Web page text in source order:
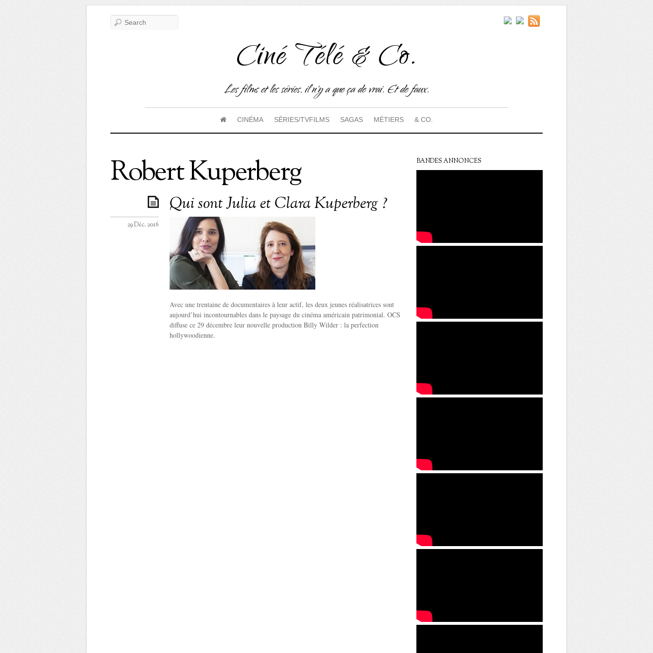
Ciné Télé & Co.
Les films et les séries, il n'y a que ça de vrai. Et de faux.
CINÉMA SÉRIES/TVFILMS SAGAS MÉTIERS & CO.
Robert Kuperberg
Qui sont Julia et Clara Kuperberg ?
29 Déc. 2016
Avec une trentaine de documentaires à leur actif, les deux jeunes réalisatrices sont
aujourd’hui incontournables dans le paysage du cinéma américain patrimonial. OCS
diffuse ce 29 décembre leur nouvelle production Billy Wilder : la perfection
hollywoodienne.
BANDES ANNONCES